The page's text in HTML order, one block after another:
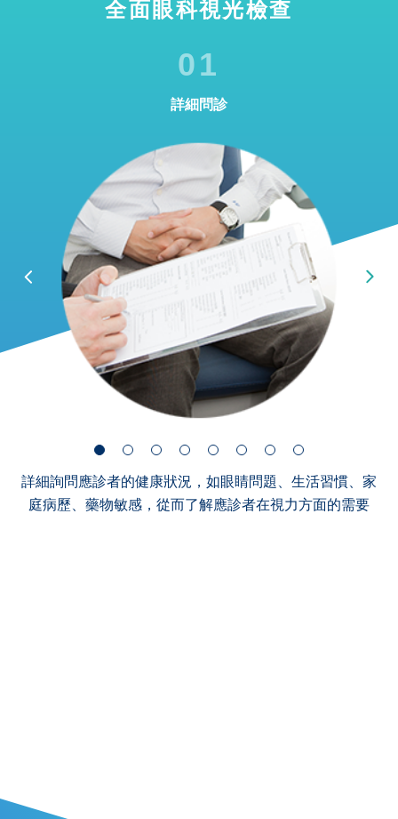
全面眼科視光檢查
01
詳細問診
詳細詢問應診者的健康狀況，如眼睛問題、生活習慣、家
庭病歷、藥物敏感，從而了解應診者在視力方面的需要